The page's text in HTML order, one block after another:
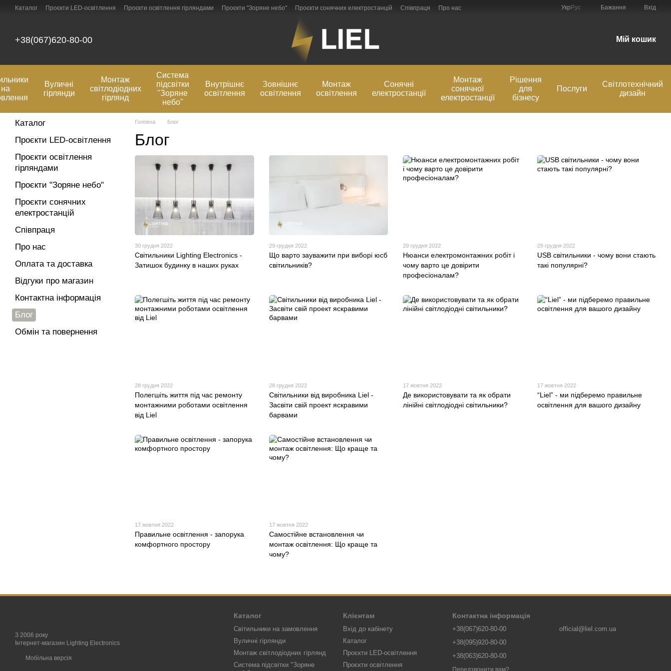
Перейти до основного контенту
Каталог Проєкти LED-освітлення Проєкти освітлення гірляндами Проєкти "Зоряне небо" Проєкти сонячних електростанцій Співпраця
Про нас
Укр Рус Бажання Вхід
+38(067)620-80-00 Мій кошик
на
Вуличні
гірлянди
Монтаж
світлодіодних
гірлянд
Система
підсвітки
"Зоряне
небо"
Внутрішнє
освітлення
Зовнішнє
освітлення
Монтаж
освітлення
Сонячні
електростанції
Монтаж
сонячної
електростанції
Рішення
для
бізнесу
Послуги
Світлотехнічний
дизайн
Головна Блог
Блог
30 грудня 2022
Світильники Lighting Electronics -
Затишок будинку в наших руках
29 грудня 2022
Що варто зауважити при виборі юсб
світильників?
29 грудня 2022
Нюанси електромонтажних робіт і
чому варто це довірити
професіоналам?
29 грудня 2022
USB світильники - чому вони стають
такі популярні?
28 грудня 2022
Полегшіть життя під час ремонту
монтажними роботами освітлення
від Liel
28 грудня 2022
Світильники від виробника Liel -
Засвіти свій проект яскравими
барвами
17 жовтня 2022
Де використовувати та як обрати
лінійні світлодіодні світильники?
17 жовтня 2022
“Liel” - ми підберемо правильне
освітлення для вашого дизайну
17 жовтня 2022
Правильне освітлення - запорука
комфортного простору
17 жовтня 2022
Самостійне встановлення чи
монтаж освітлення: Що краще та
чому?
Каталог
Проєкти LED-освітлення
Проєкти освітлення
гірляндами
Проєкти "Зоряне небо"
Проєкти сонячних
електростанцій
Співпраця
Про нас
Оплата та доставка
Відгуки про магазин
Контактна інформація
Блог
Обмін та повернення
З 2006 року
Інтернет-магазин Lighting Electronics
Мобільна версія
Каталог
Світильники на замовлення
Вуличні гірлянди
Монтаж світлодіодних гірлянд
Система підсвітки "Зоряне
Клієнтам
Вхід до кабінету
Каталог
Проєкти LED-освітлення
Проєкти освітлення
Контактна інформація
+38(067)620-80-00
+38(095)920-80-00
+38(063)620-80-00
Передзвонити вам?
official@liel.com.ua